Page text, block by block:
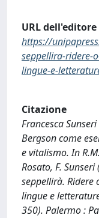
URL
https://
seppellira-ridere-
lingue-e-
Citazione
Francesca
Bergson come
e vitalismo. In
Rosato, F.
seppellirà. Ridere
lingue e
350). Palermo :